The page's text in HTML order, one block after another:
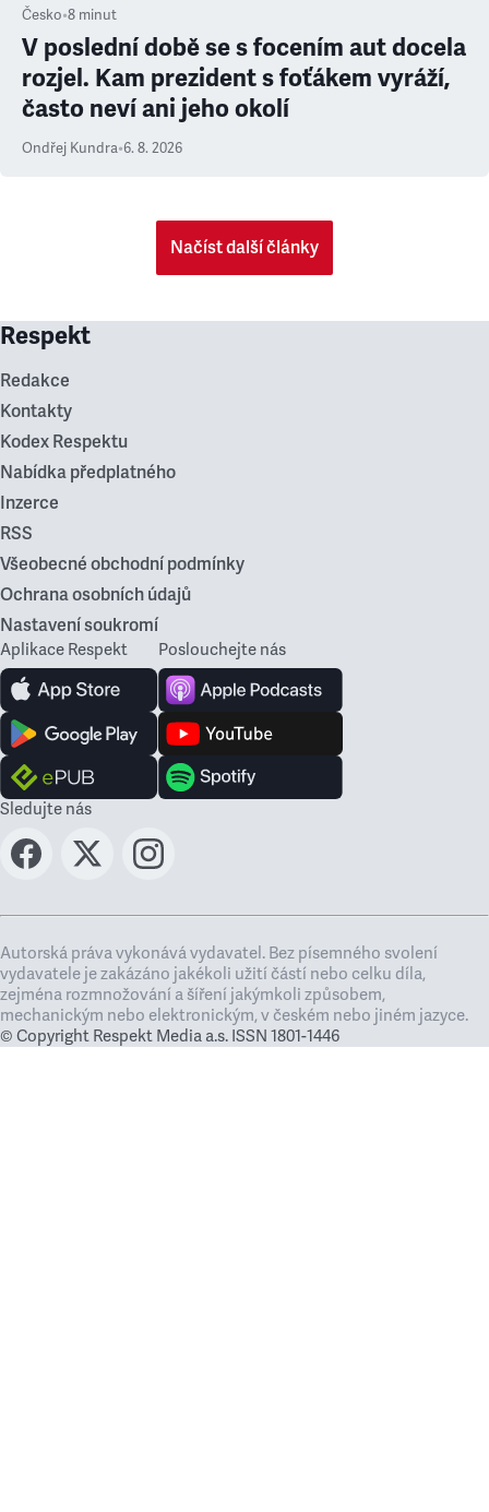
Česko•8 minut
V poslední době se s focením aut docela
rozjel. Kam prezident s foťákem vyráží,
často neví ani jeho okolí
Ondřej Kundra•6. 8. 2026
Načíst další články
Respekt
Redakce
Kontakty
Kodex Respektu
Nabídka předplatného
Inzerce
RSS
Všeobecné obchodní podmínky
Ochrana osobních údajů
Nastavení soukromí
Aplikace Respekt Poslouchejte nás
Sledujte nás
Autorská práva vykonává vydavatel. Bez písemného svolení
vydavatele je zakázáno jakékoli užití částí nebo celku díla,
zejména rozmnožování a šíření jakýmkoli způsobem,
mechanickým nebo elektronickým, v českém nebo jiném jazyce.
© Copyright Respekt Media a.s. ISSN 1801-1446